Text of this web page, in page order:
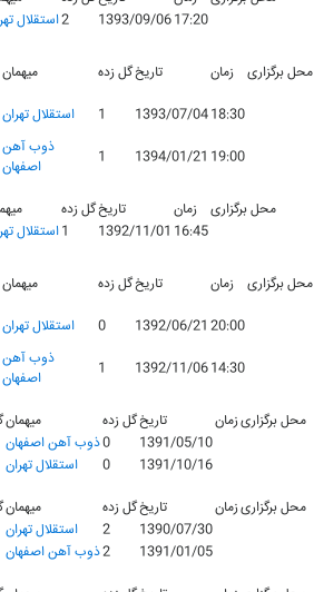
استقلال2 1393/09/0617:20
میهمان گل زدهتاریخ زمان
محل برگزاری
استقلال تهران 1 1393/07/0418:30
ذوب آهن
اصفهان
1 1394/01/21 19:00
گل زدهتاریخ زمان
محل برگزاری
استقلال1 1392/11/01 16:45
میهمان گل زدهتاریخ زمان
محل برگزاری
استقلال تهران 0 1392/06/21 20:00
ذوب آهن
اصفهان
1 1392/11/0614:30
میهمان گل زدهتاریخ زمانمحل برگزاری
ذوب آهن اصفهان0
1391/05/10
استقلال تهران 0
1391/10/16
میهمان گل زدهتاریخ زمانمحل برگزاری
استقلال تهران 2
1390/07/30
ذوب آهن اصفهان2
1391/01/05